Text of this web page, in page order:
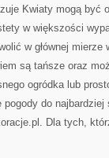
Kwiaty mogą być
w większości
w głównej mierze
są tańsze oraz
ogródka lub
do
Dla tych,